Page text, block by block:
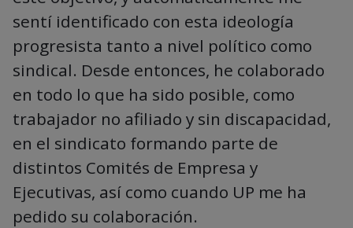
sentí identificado con esta ideología
progresista tanto a nivel político como
sindical. Desde entonces, he colaborado
en todo lo que ha sido posible, como
trabajador no afiliado y sin discapacidad,
en el sindicato formando parte de
distintos Comités de Empresa y
Ejecutivas, así como cuando UP me ha
pedido su colaboración.